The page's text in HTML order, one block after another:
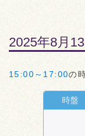
2025年8月
15:00～17:00の
時盤